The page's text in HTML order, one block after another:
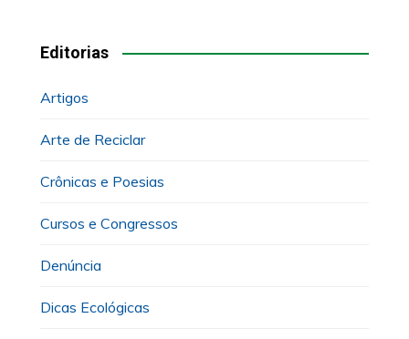
Editorias
Artigos
Arte de Reciclar
Crônicas e Poesias
Cursos e Congressos
Denúncia
Dicas Ecológicas